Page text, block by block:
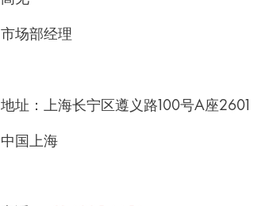
市场部经理
地址：上海长宁区遵义路100号A座2601
中国上海